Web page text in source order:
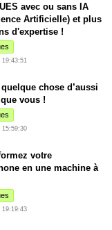
avec ou sans IA
Artificielle) et plus
d'expertise !
19:43:51
quelque chose d’aussi
vous !
15:59:30
votre
en une machine à
19:19:43